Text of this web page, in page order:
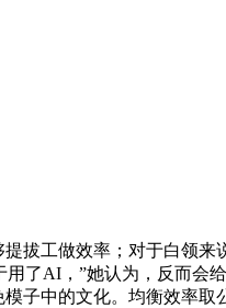
工做效率；对于白领来
了AI，”她认为，反而会
子中的文化。均衡效率